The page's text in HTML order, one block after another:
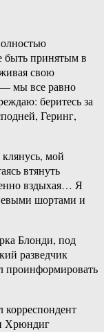
быть принятым в
свою
мы все равно
беритесь за
Геринг,
мой
втянуть
вздыхая… Я
шортами и
Блонди, под
разведчик
корреспондент
Хрюндиг